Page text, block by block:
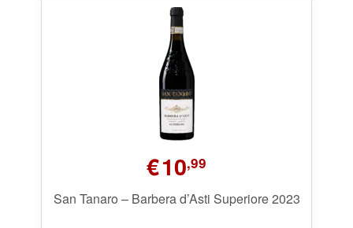
€10,99
San Tanaro – Barbera d’Asti Superiore 2023